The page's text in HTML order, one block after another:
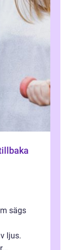
sägs
ljus.